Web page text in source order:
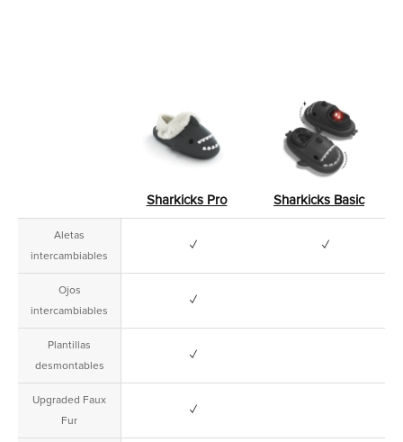
Sharkicks Pro Sharkicks Basic
Aletas
intercambiables
✓ ✓
Ojos
intercambiables
✓
Plantillas
desmontables
✓
Upgraded Faux
Fur
✓